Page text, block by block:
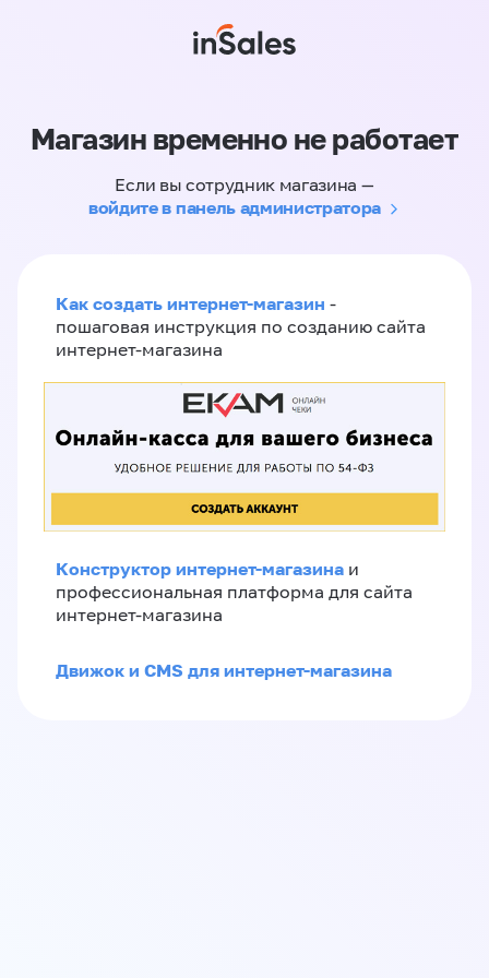
Магазин временно не работает
Если вы сотрудник магазина —
войдите в панель администратора
Как создать интернет-магазин -
пошаговая инструкция по созданию сайта
интернет-магазина
Конструктор интернет-магазина и
профессиональная платформа для сайта
интернет-магазина
Движок и CMS для интернет-магазина